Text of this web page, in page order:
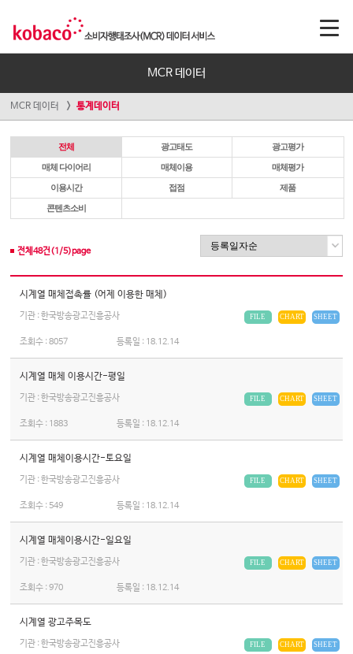
MCR 데이터
MCR 데이터 통계데이터
전체 광고태도 광고평가
매체 다이어리 매체이용 매체평가
이용시간 접점 제품
콘텐츠소비
전체 48건(1 /5)page
시계열 매체접촉률 (어제 이용한 매체)
기관 : 한국방송광고진흥공사 SHEET
CHART
FILE
조회수 :8057 등록일 : 18.12.14
시계열 매체 이용시간-평일
기관 : 한국방송광고진흥공사 SHEET
CHART
FILE
조회수 : 1883 등록일 : 18.12.14
시계열 매체이용시간-토요일
기관 : 한국방송광고진흥공사 SHEET
CHART
FILE
조회수 : 549 등록일 : 18.12.14
시계열 매체이용시간-일요일
기관 : 한국방송광고진흥공사 SHEET
CHART
FILE
조회수 :970 등록일 : 18.12.14
시계열 광고주목도
기관 : 한국방송광고진흥공사 SHEET
CHART
FILE